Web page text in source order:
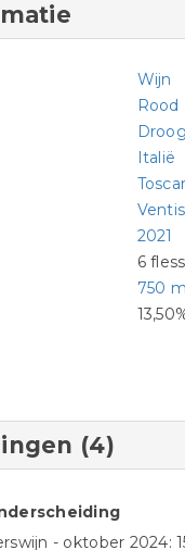
Wijn
Rood
Droog
Italië
2021
6
750 ml
(4)
- oktober 2024: